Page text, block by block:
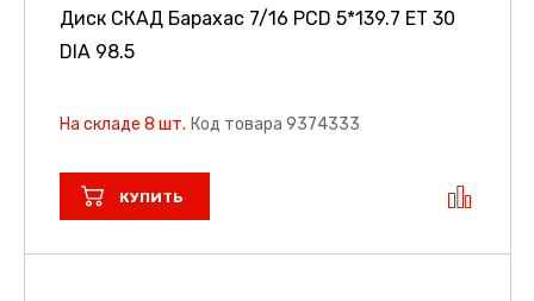
Диск СКАД Барахас 7/16 PCD 5*139.7 ET 30
DIA 98.5
На складе 8 шт. Код товара 9374333
КУПИТЬ